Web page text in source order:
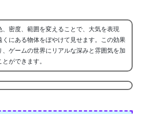
、密度、範囲を変えることで、大気を表現
くにある物体をぼやけて見せます。この効果
、ゲームの世界にリアルな深みと雰囲気を加
とができます。